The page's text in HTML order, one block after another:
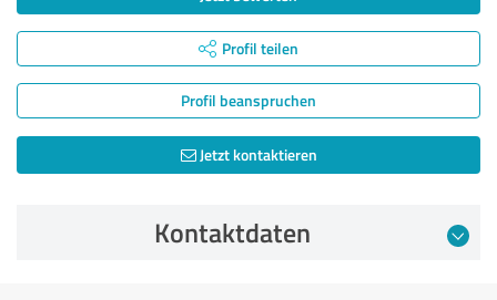
Profil teilen
Profil beanspruchen
Jetzt kontaktieren
Kontaktdaten